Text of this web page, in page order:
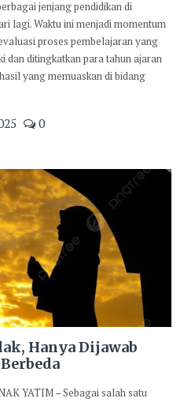
jenjang pendidikan di
lagi. Waktu ini menjadi momentum
proses pembelajaran yang
dan ditingkatkan para tahun ajaran
yang memuaskan di bidang
0
Hanya Dijawab
YATIM – Sebagai salah satu